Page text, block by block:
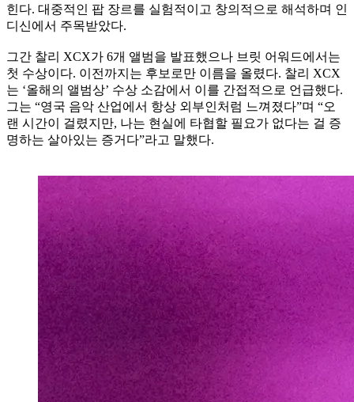
힌다. 대중적인 팝 장르를 실험적이고 창의적으로 해석하며 인
디신에서 주목받았다.
그간 찰리 XCX가 6개 앨범을 발표했으나 브릿 어워드에서는
첫 수상이다. 이전까지는 후보로만 이름을 올렸다. 찰리 XCX
는 ‘올해의 앨범상’ 수상 소감에서 이를 간접적으로 언급했다.
그는 “영국 음악 산업에서 항상 외부인처럼 느껴졌다”며 “오
랜 시간이 걸렸지만, 나는 현실에 타협할 필요가 없다는 걸 증
명하는 살아있는 증거다”라고 말했다.